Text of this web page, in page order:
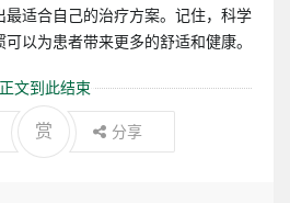
最适合自己的治疗方案。记住，科学
以为患者带来更多的舒适和健康。
正文到此结束
赏 分享